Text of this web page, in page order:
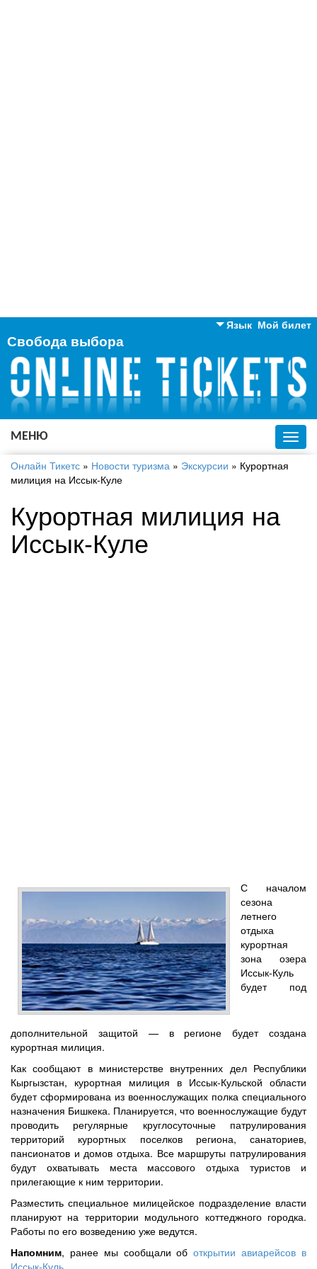
Мой билет
Язык
Английский
Русский
Украинский
Свобода выбора
МЕНЮ
Онлайн Тикетс » Новости туризма » Экскурсии » Курортная
милиция на Иссык-Куле
Курортная милиция на
Иссык-Куле
С началом
сезона
летнего
отдыха
курортная
зона озера
Иссык-Куль
будет под
дополнительной защитой — в регионе будет создана
курортная милиция.
Как сообщают в министерстве внутренних дел Республики
Кыргызстан, курортная милиция в Иссык-Кульской области
будет сформирована из военнослужащих полка специального
назначения Бишкека. Планируется, что военнослужащие будут
проводить регулярные круглосуточные патрулирования
территорий курортных поселков региона, санаториев,
пансионатов и домов отдыха. Все маршруты патрулирования
будут охватывать места массового отдыха туристов и
прилегающие к ним территории.
Разместить специальное милицейское подразделение власти
планируют на территории модульного коттеджного городка.
Работы по его возведению уже ведутся.
Напомним, ранее мы сообщали оботкрытии авиарейсов в